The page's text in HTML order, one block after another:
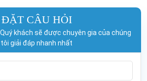
ĐẶT CÂU HỎI
khách sẽ được chuyên gia của chúng
tôi giải đáp nhanh nhất